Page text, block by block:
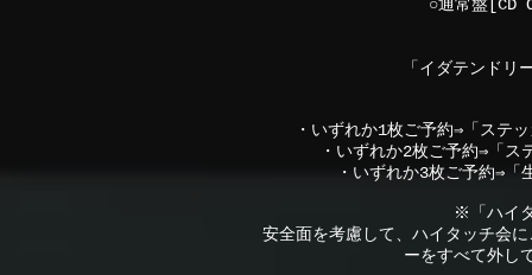
○通常盤[CD
「イダテンドリ
・いずれか1枚ご予約⇒「ステ
・いずれか2枚ご予約⇒「
・いずれか3枚ご予約⇒
※「ハイ
安全面を考慮して、ハイタッチ会
ーをすべて外し